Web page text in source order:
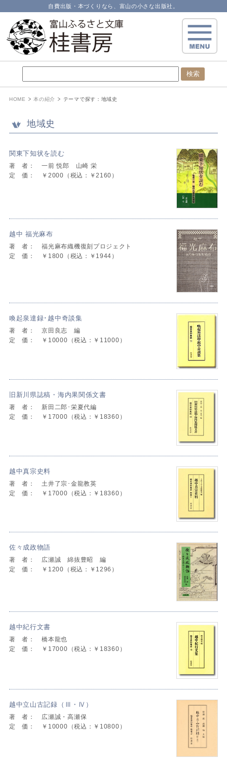
自費出版・本づくりなら、富山の小さな出版社。
HOME 本の紹介 テーマで探す： 地域史
地域史
関東下知状を読む
著 者：
一前 悦郎 山崎 栄
定 価：
￥2000（税込：￥2160）
越中 福光麻布
著 者：
福光麻布織機復刻プロジェクト
定 価：
￥1800（税込：￥1944）
喚起泉達録･越中奇談集
著 者：
京田良志 編
定 価：
￥10000（税込：￥11000）
旧新川県誌稿・海内果関係文書
著 者：
新田二郎･栄夏代編
定 価：
￥17000（税込：￥18360）
越中真宗史料
著 者：
土井了宗･金龍教英
定 価：
￥17000（税込：￥18360）
佐々成政物語
著 者：
広瀬誠 綿抜豊昭 編
定 価：
￥1200（税込：￥1296）
越中紀行文書
著 者：
橋本龍也
定 価：
￥17000（税込：￥18360）
越中立山古記録（Ⅲ・Ⅳ）
著 者：
広瀬誠・高瀬保
定 価：
￥10000（税込：￥10800）